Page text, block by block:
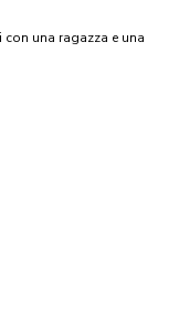
una ragazza e una